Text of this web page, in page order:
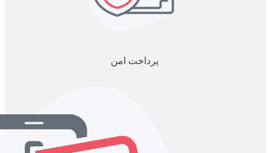
پرداخت امن